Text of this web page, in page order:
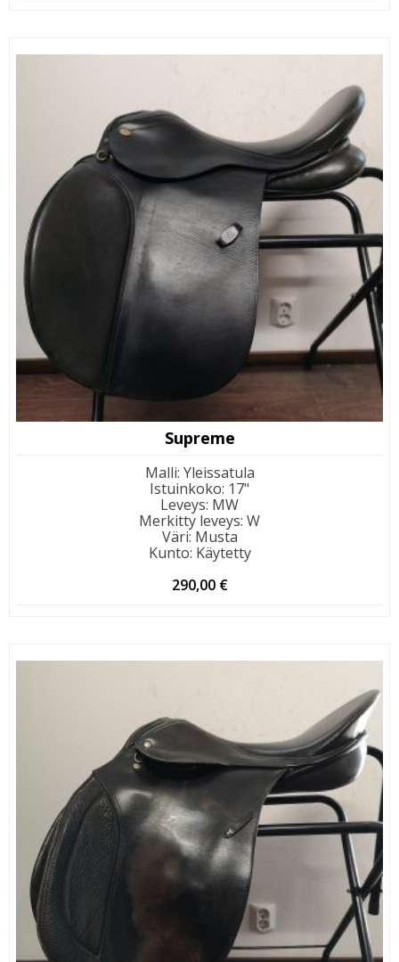
Supreme
Malli: Yleissatula
Istuinkoko: 17"
Leveys: MW
Merkitty leveys: W
Väri: Musta
Kunto: Käytetty
290,00 €